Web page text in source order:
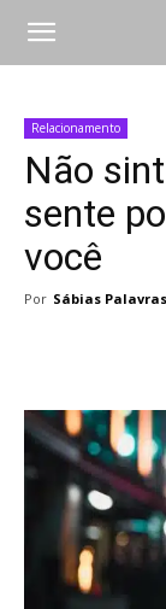
Relacionamento
Não
sente
você
Por Sábias Palavras